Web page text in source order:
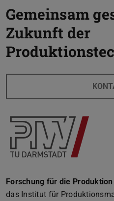
Gemeinsam
Zukunft der
Forschung für die
das Institut für